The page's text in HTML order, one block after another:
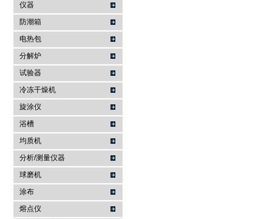
仪器
防潮箱
电热包
分解炉
试验器
冷冻干燥机
旋涂仪
浴槽
均质机
分析/测量仪器
球磨机
涂布
熔点仪